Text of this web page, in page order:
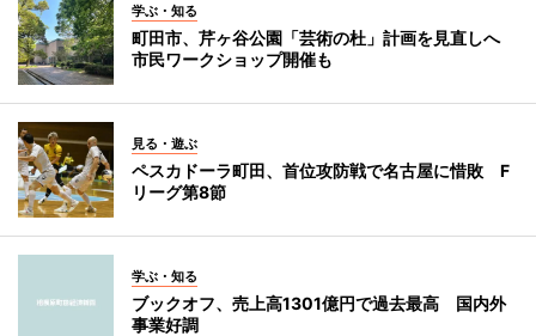
学ぶ・知る
町田市、芹ヶ谷公園「芸術の杜」計画を見直しへ
市民ワークショップ開催も
見る・遊ぶ
ペスカドーラ町田、首位攻防戦で名古屋に惜敗 F
リーグ第8節
学ぶ・知る
ブックオフ、売上高1301億円で過去最高 国内外
事業好調